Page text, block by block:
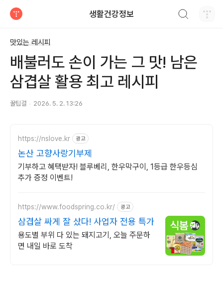
생활건강정보
맛있는 레시피
배불러도 손이 가는 그 맛! 남은
삼겹살 활용 최고 레시피
꿀팁걸 2026. 5. 2. 13:26
https://nslove.kr 광고
논산 고향사랑기부제
기부하고 혜택받자! 블루베리, 한우막구이, 1등급 한우등심
추가 증정 이벤트!
https://www.foodspring.co.kr/ 광고
삼겹살 싸게 잘 샀다! 사업자 전용 특가
용도별 부위 다 있는 돼지고기, 오늘 주문하
면 내일 바로 도착